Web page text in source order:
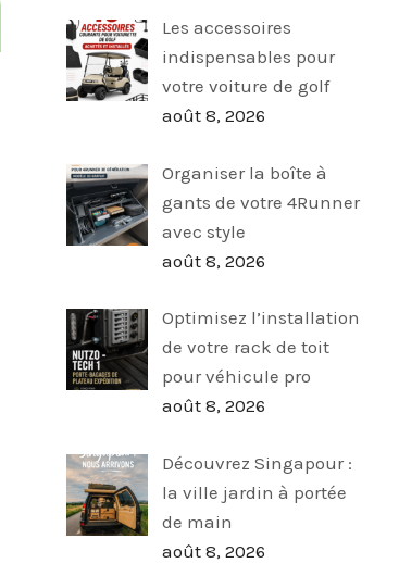
Les accessoires
indispensables pour
votre voiture de golf
août 8, 2026
Organiser la boîte à
gants de votre 4Runner
avec style
août 8, 2026
Optimisez l’installation
de votre rack de toit
pour véhicule pro
août 8, 2026
Découvrez Singapour :
la ville jardin à portée
de main
août 8, 2026